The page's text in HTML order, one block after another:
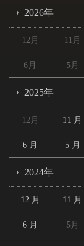
2026年
12月 11月
6月 5月
2025年
12月 11 月
6 月 5 月
2024年
12 月 11 月
6 月 5月